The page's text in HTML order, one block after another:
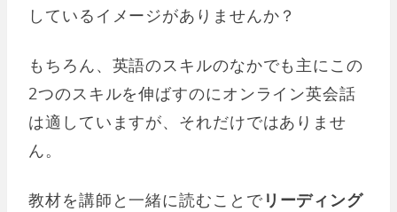
しているイメージがありませんか？
もちろん、英語のスキルのなかでも主にこの
2つのスキルを伸ばすのにオンライン英会話
は適していますが、それだけではありませ
ん。
教材を講師と一緒に読むことでリーディング